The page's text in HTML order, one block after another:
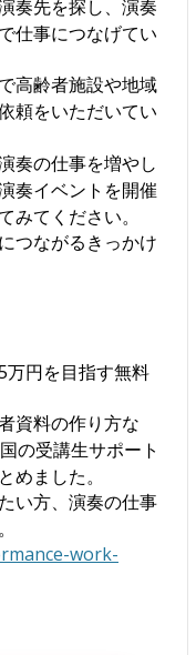
奏先を探し、演奏
仕事につなげてい
高齢者施設や地域
頼をいただいてい
奏の仕事を増やし
奏イベントを開催
みてください。
つながるきっかけ
万円を目指す無料
資料の作り方な
の受講生サポート
めました。
い方、演奏の仕事
work-